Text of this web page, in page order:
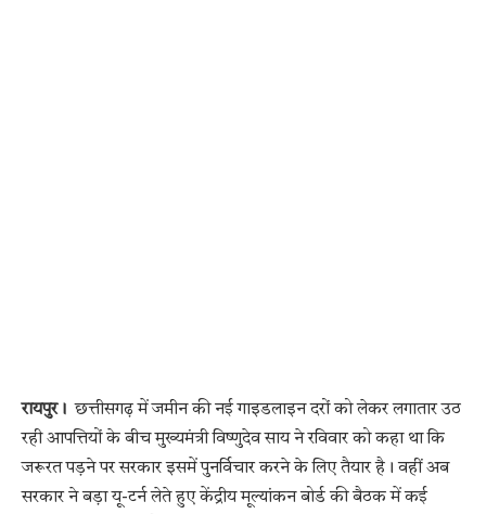
रायपुर। छत्तीसगढ़ में जमीन की नई गाइडलाइन दरों को लेकर लगातार उठ
रही आपत्तियों के बीच मुख्यमंत्री विष्णुदेव साय ने रविवार को कहा था कि
जरूरत पड़ने पर सरकार इसमें पुनर्विचार करने के लिए तैयार है। वहीं अब
सरकार ने बड़ा यू-टर्न लेते हुए केंद्रीय मूल्यांकन बोर्ड की बैठक में कई